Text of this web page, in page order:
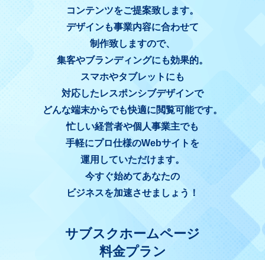
コンテンツをご提案致します。
デザインも事業内容に合わせて
制作致しますので、
集客やブランディングにも効果的。
スマホやタブレットにも
対応したレスポンシブデザインで
どんな端末からでも快適に閲覧可能です。
忙しい経営者や個人事業主でも
手軽にプロ仕様のWebサイトを
運用していただけます。
今すぐ始めてあなたの
ビジネスを加速させましょう！
サブスクホームページ
料金プラン